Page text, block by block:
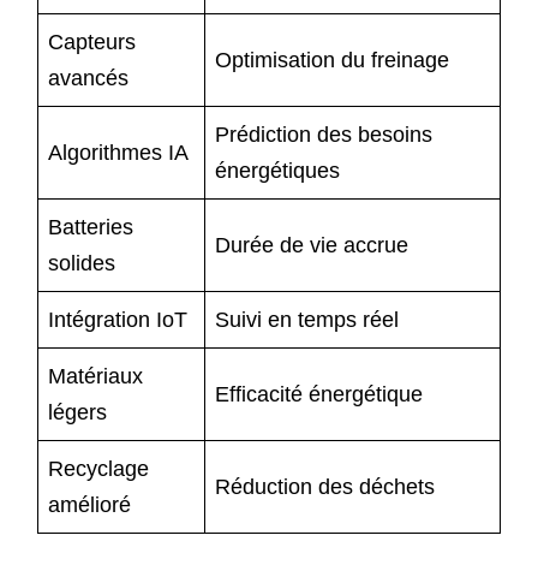
Capteurs
avancés
Optimisation du freinage
Algorithmes IA
Prédiction des besoins
énergétiques
Batteries
solides
Durée de vie accrue
Intégration IoT Suivi en temps réel
Matériaux
légers
Efficacité énergétique
Recyclage
amélioré
Réduction des déchets